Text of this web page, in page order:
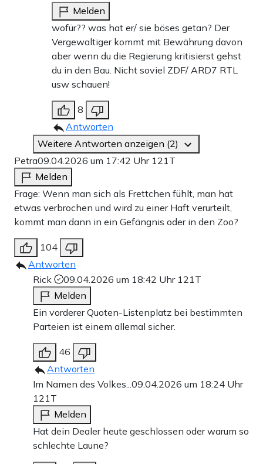
Melden
wofür?? was hat er/ sie böses getan? Der
Vergewaltiger kommt mit Bewährung davon
aber wenn du die Regierung kritisierst gehst
du in den Bau. Nicht soviel ZDF/ ARD7 RTL
usw schauen!
8
Antworten
Weitere Antworten anzeigen (2)
Petra09.04.2026 um 17:42 Uhr 121T
Melden
Frage: Wenn man sich als Frettchen fühlt, man hat
etwas verbrochen und wird zu einer Haft verurteilt,
kommt man dann in ein Gefängnis oder in den Zoo?
104
Antworten
Rick
09.04.2026 um 18:42 Uhr 121T
Melden
Ein vorderer Quoten-Listenplatz bei bestimmten
Parteien ist einem allemal sicher.
46
Antworten
Im Namen des Volkes...09.04.2026 um 18:24 Uhr
121T
Melden
Hat dein Dealer heute geschlossen oder warum so
schlechte Laune?